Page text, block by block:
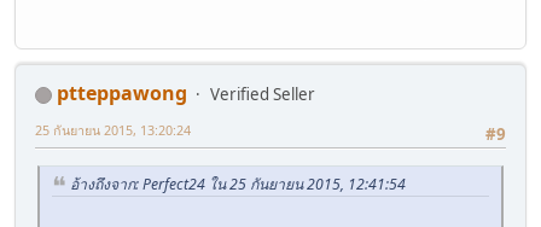
ptteppawong
Verified Seller
#9
25 กันยายน 2015, 13:20:24
อ้างถึงจาก: Perfect24 ใน 25 กันยายน 2015, 12:41:54